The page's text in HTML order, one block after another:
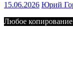
15.06.2026 Юрий
Любое